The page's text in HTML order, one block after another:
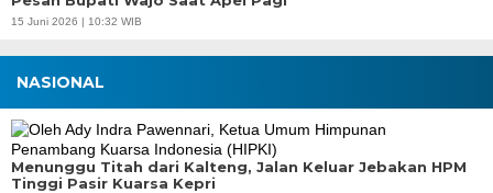
15 Juni 2026 | 10:32 WIB
NASIONAL
Menunggu Titah dari Kalteng, Jalan Keluar Jebakan HPM
Tinggi Pasir Kuarsa Kepri